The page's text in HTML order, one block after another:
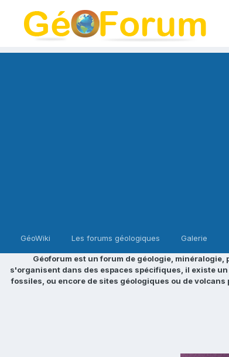
GéoWiki Les forums géologiques Galerie
Géoforum est un forum de géologie,
s'organisent dans des espaces spécifiques, il existe
fossiles, ou encore de sites géologiques ou de